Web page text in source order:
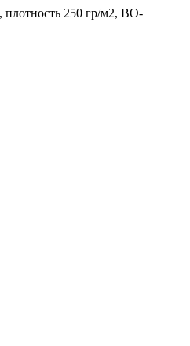
250 гр/м2, ВО-